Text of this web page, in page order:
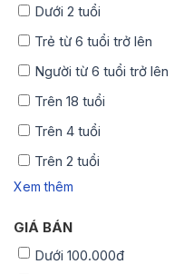
Dưới 2 tuổi
Trẻ từ 6 tuổi trở lên
Người từ 6 tuổi trở lên
Trên 18 tuổi
Trên 4 tuổi
Trên 2 tuổi
Xem thêm
GIÁ BÁN
Dưới 100.000đ